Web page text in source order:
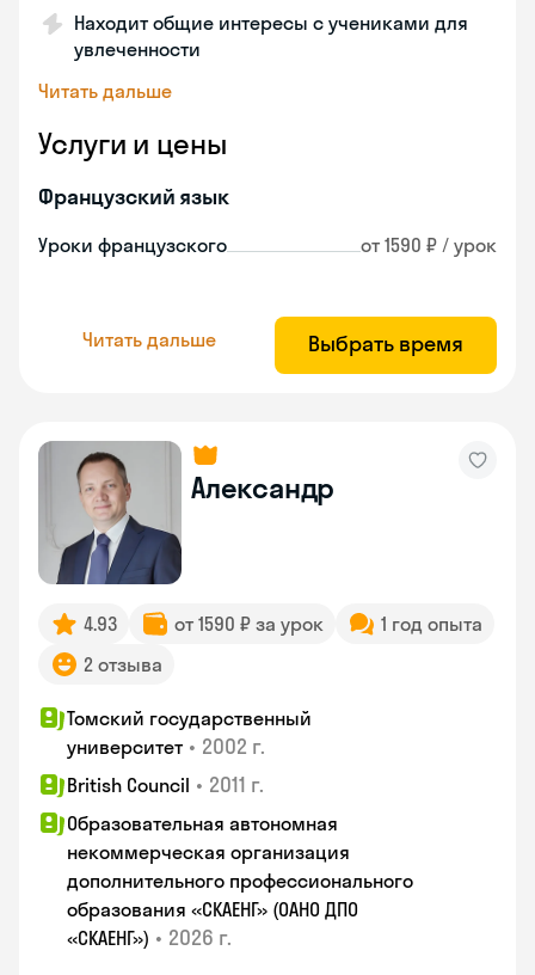
Находит общие интересы с учениками для
увлеченности
Читать дальше
Услуги и цены
Французский язык
Уроки французского от 1590 ₽ / урок
Читать дальше Выбрать время
Александр
4.93 от 1590 ₽ за урок
1 год опыта
2 отзыва
Томский государственный
университет • 2002 г.
British Council • 2011 г.
Образовательная автономная
некоммерческая организация
дополнительного профессионального
образования «СКАЕНГ» (ОАНО ДПО
«СКАЕНГ») • 2026 г.